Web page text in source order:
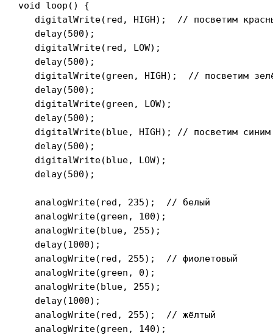
void loop() {
digitalWrite(red, HIGH);  // посветим
   delay(500);
   digitalWrite(red, LOW);
   delay(500);
digitalWrite(green, HIGH);  // посветим
   delay(500);
   digitalWrite(green, LOW);
   delay(500);
   digitalWrite(blue, HIGH); // посветим синим
   delay(500);
   digitalWrite(blue, LOW);
   delay(500);
   analogWrite(red, 235);  // белый
   analogWrite(green, 100);
   analogWrite(blue, 255);
   delay(1000);
   analogWrite(red, 255);  // фиолетовый
   analogWrite(green, 0);
   analogWrite(blue, 255);
   delay(1000);
   analogWrite(red, 255);  // жёлтый
   analogWrite(green, 140);